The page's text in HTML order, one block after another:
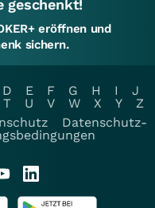
geschenkt!
eröffnen und
sichern.
D E F G H I
J
T U V W X Y
Z
Datenschutz-